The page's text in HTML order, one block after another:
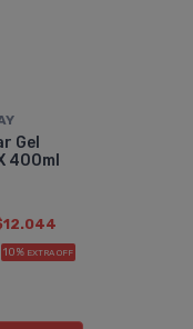
Gel
400ml
10% EXTRA OFF